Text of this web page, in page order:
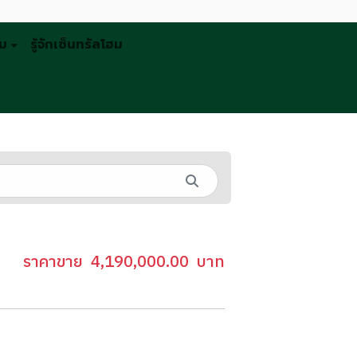
รู้จักเซ็นทรัลโฮม
ราคาขาย 4,190,000.00 บาท